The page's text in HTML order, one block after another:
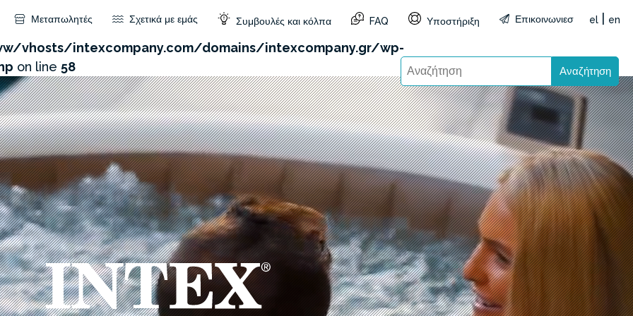
product/api.php?id=490&not_use_region=1&reg=GR&lang=el): Failed to open stream: HTTP
vhosts/intexcompany.com/domains/intexcompany.gr/wp-
on line 58
Μεταπωλητές Σχετικά με εμάς Συμβουλές και κόλπα FAQ Υποστήριξη Επικοινωνιεσ el en
Αναζήτηση